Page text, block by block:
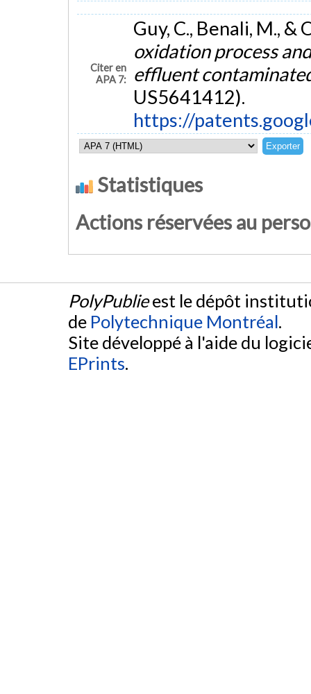
Citer en
APA 7:
Guy, C., Benali, M., &
oxidation process
effluent
US5641412).
https://
Statistiques
Actions réservées au
PolyPublieest le dépôt
de Polytechnique Montréal.
Site développé à l'aide du
EPrints.